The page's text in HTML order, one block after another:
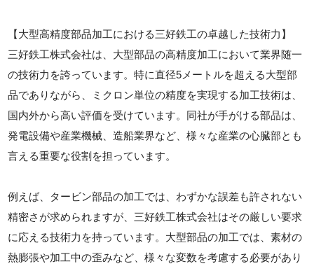
【大型高精度部品加工における三好鉄工の卓越した技術力】
三好鉄工株式会社は、大型部品の高精度加工において業界随一
の技術力を誇っています。特に直径5メートルを超える大型部
品でありながら、ミクロン単位の精度を実現する加工技術は、
国内外から高い評価を受けています。同社が手がける部品は、
発電設備や産業機械、造船業界など、様々な産業の心臓部とも
言える重要な役割を担っています。
例えば、タービン部品の加工では、わずかな誤差も許されない
精密さが求められますが、三好鉄工株式会社はその厳しい要求
に応える技術力を持っています。大型部品の加工では、素材の
熱膨張や加工中の歪みなど、様々な変数を考慮する必要があり